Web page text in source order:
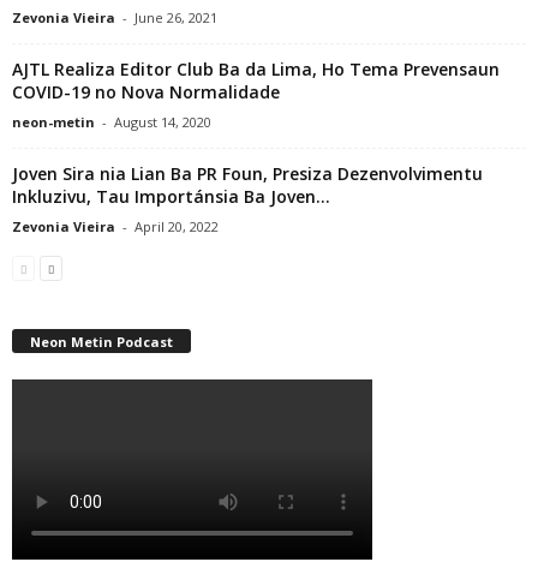
Zevonia Vieira - June 26, 2021
AJTL Realiza Editor Club Ba da Lima, Ho Tema Prevensaun
COVID-19 no Nova Normalidade
neon-metin - August 14, 2020
Joven Sira nia Lian Ba PR Foun, Presiza Dezenvolvimentu
Inkluzivu, Tau Importánsia Ba Joven...
Zevonia Vieira - April 20, 2022
Neon Metin Podcast